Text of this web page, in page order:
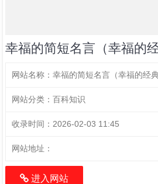
幸福的简短名言（幸福的
网站名称： 幸福的简短名言（幸福的经
网站分类： 百科知识
收录时间： 2026-02-03 11:45
网站地址：
进入网站